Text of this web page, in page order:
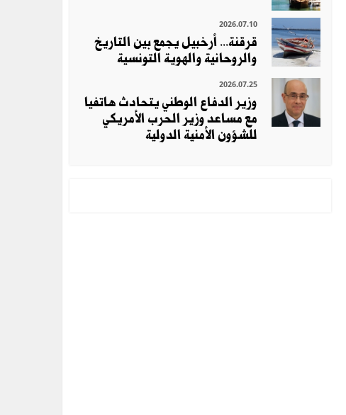
2026.07.10
قرقنة... أرخبيل يجمع بين التاريخ
والروحانية والهوية التونسية
2026.07.25
وزير الدفاع الوطني يتحادث هاتفيا
مع مساعد وزير الحرب الأمريكي
للشؤون الأمنية الدولية